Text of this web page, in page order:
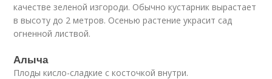
качестве зеленой изгороди. Обычно кустарник вырастает
в высоту до 2 метров. Осенью растение украсит сад
огненной листвой.
Алыча
Плоды кисло-сладкие с косточкой внутри.